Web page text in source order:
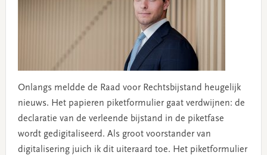
Onlangs meldde de Raad voor Rechtsbijstand heugelijk
nieuws. Het papieren piketformulier gaat verdwijnen: de
declaratie van de verleende bijstand in de piketfase
wordt gedigitaliseerd. Als groot voorstander van
digitalisering juich ik dit uiteraard toe. Het piketformulier